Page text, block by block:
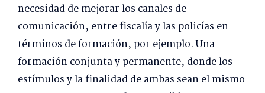
necesidad de mejorar los canales de
comunicación, entre fiscalía y las policías en
términos de formación, por ejemplo. Una
formación conjunta y permanente, donde los
estímulos y la finalidad de ambas sean el mismo